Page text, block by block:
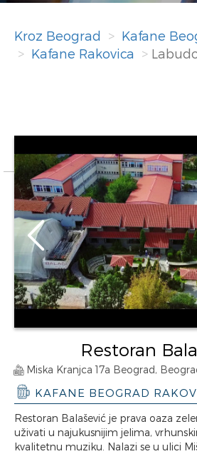
Kroz Beograd
Kafane
Kafane Rakovica
Restoran
Miska Kranjca 17a Beograd,
KAFANE BEOGRAD
Restoran Balašević je prava oaza
uživati u najukusnijim jelima,
kvalitetnu muziku. Nalazi se u ulici